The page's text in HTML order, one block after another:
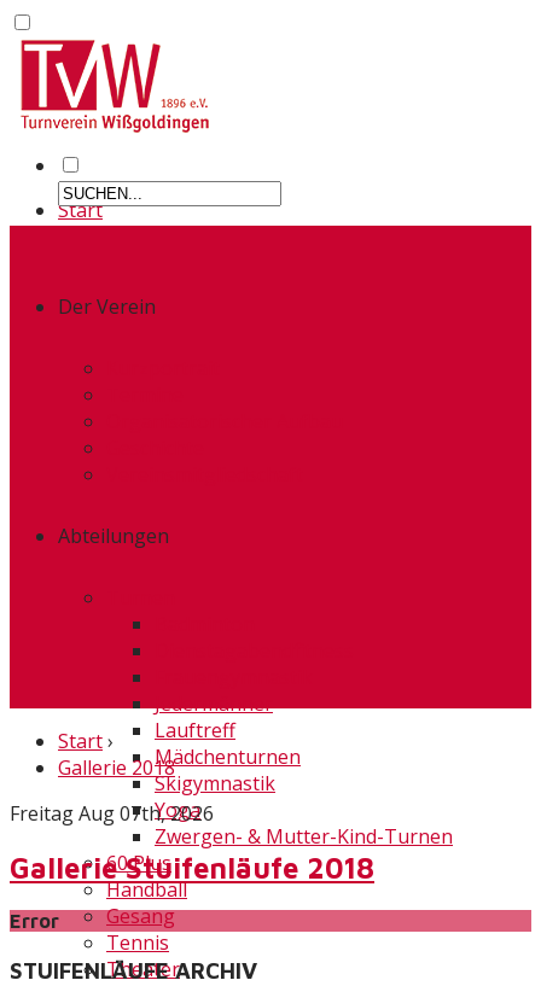
Start
Der Verein
Abteilungen
Jedermänner
Lauftreff
Mädchenturnen
Skigymnastik
Yoga
Zwergen- & Mutter-Kind-Turnen
60 Plus
Handball
Gesang
Tennis
Theater
Start›
Gallerie 2018
Freitag Aug 07th, 2026
Gallerie Stuifenläufe 2018
Error
STUIFENLÄUFE ARCHIV